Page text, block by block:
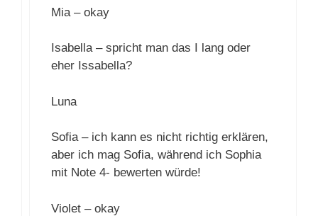
Mia – okay
Isabella – spricht man das I lang oder
eher Issabella?
Luna
Sofia – ich kann es nicht richtig erklären,
aber ich mag Sofia, während ich Sophia
mit Note 4- bewerten würde!
Violet – okay